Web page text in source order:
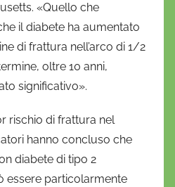
«Quello che
il diabete ha aumentato
di frattura nell’arco di 1/2
oltre 10 anni,
significativo».
rischio di frattura nel
hanno concluso che
diabete di tipo 2
essere particolarmente